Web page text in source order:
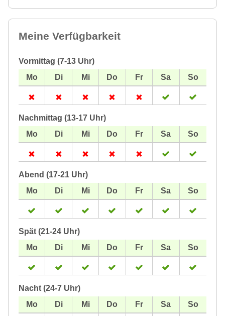
Meine Verfügbarkeit
Vormittag (7-13 Uhr)
Nachmittag (13-17 Uhr)
Abend (17-21 Uhr)
Spät (21-24 Uhr)
Nacht (24-7 Uhr)